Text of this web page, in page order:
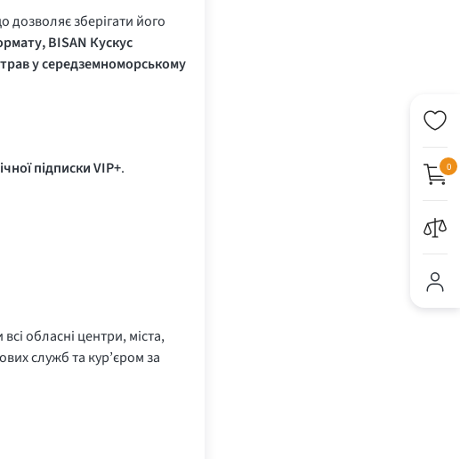
0
дозволяє зберігати його
BISAN Кускус
у середземноморському
підписки VIP+.
обласні центри, міста,
служб та кур’єром за